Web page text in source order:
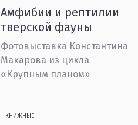
Амфибии и рептилии
тверской фауны
Фотовыставка Константина
Макарова из цикла
«Крупным планом»
КНИЖНЫЕ